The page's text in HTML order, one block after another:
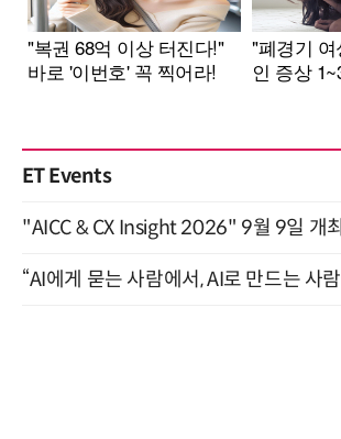
ET Events
"AICC & CX Insight 2026" 9월 9일 개최